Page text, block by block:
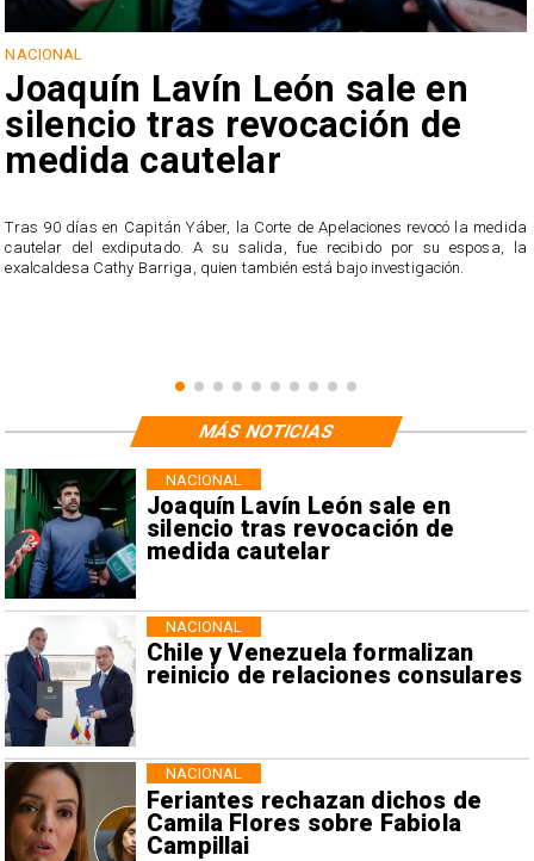
NACIONAL
Joaquín Lavín León sale en
silencio tras revocación de
medida cautelar
Tras 90 días en Capitán Yáber, la Corte de Apelaciones revocó la medida
cautelar del exdiputado. A su salida, fue recibido por su esposa, la
exalcaldesa Cathy Barriga, quien también está bajo investigación.
Joaquín Lavín León sale en
silencio tras revocación de
medida cautelar
NACIONAL
Chile y Venezuela formalizan
reinicio de relaciones consulares
NACIONAL
Feriantes rechazan dichos de
Camila Flores sobre Fabiola
Campillai
NACIONAL
MÁS NOTICIAS